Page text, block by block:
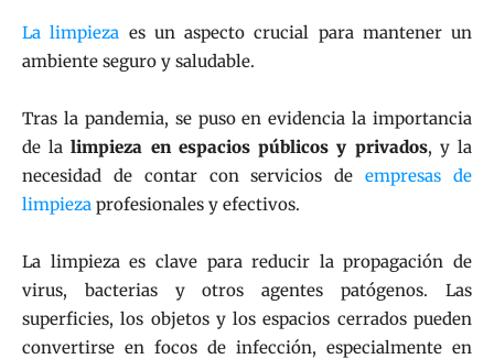
La limpieza es un aspecto crucial para mantener un
ambiente seguro y saludable.
Tras la pandemia, se puso en evidencia la importancia
de lalimpieza en espacios públicos y privados, y la
necesidad de contar con servicios deempresas de
limpieza profesionales y efectivos.
La limpieza es clave para reducir la propagación de
virus, bacterias y otros agentes patógenos. Las
superficies, los objetos y los espacios cerrados pueden
convertirse en focos de infección, especialmente en